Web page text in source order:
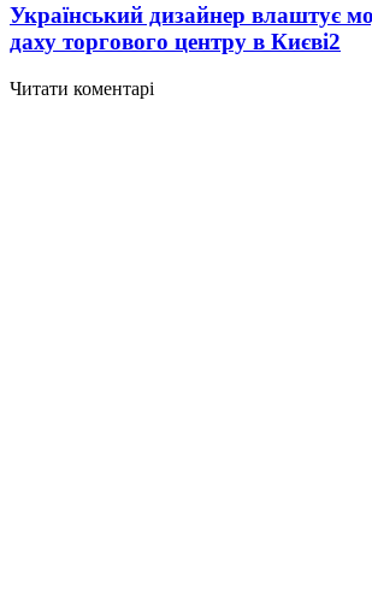
Український дизайнер влаштує
даху торгового центру в Києві2
Читати коментарі